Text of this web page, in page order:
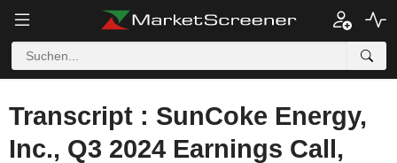
Transcript : SunCoke Energy,
Inc., Q3 2024 Earnings Call,